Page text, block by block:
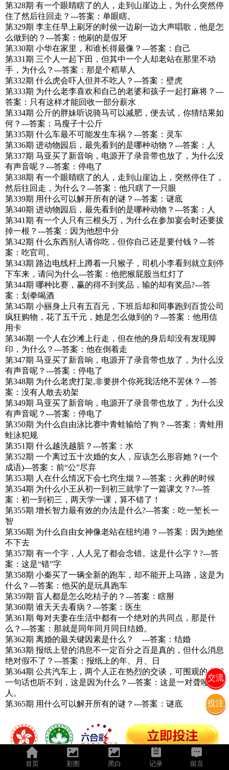
首页 彩图 黑白 记录 留言
投注
交流
第328期 有一个眼睛瞎了的人，走到山崖边上，为什么突然停
住了然后往回走？---答案：单眼瞎。
第329期 李主任早上刷牙的时侯一边刷一边大声唱歌，他是怎
么做到的？---答案：他刷的是假牙
第330期 小华在家里，和谁长得最像？---答案：自己
第331期 三个人一起下田，但其中一个人却老站在那里不动
手，为什么？---答案：那是个稻草人
第332期 什么虎会吓人但并不吃人？---答案：壁虎
第333期 为什么老李喜欢和自己的老婆和孩子一起打麻将？---
答案：只有这样才能回收一部分薪水
第334期 公斤的胖妹听说骑马可以减肥，便去试，你猜结果如
何？---答案：马瘦子十公斤
第335期 什么车最不可能发生车祸？---答案：灵车
第336期 进动物园后，最先看到的是哪种动物？---答案：人
第337期 马亚买了新音响，电源开了录音带也放了，为什么没
有声音呢？---答案：停电了
第338期 有一个眼睛瞎了的人，走到山崖边上，突然停住了，
然后往回走，为什么？---答案：他只瞎了一只眼
第339期 用什么可以解开所有的谜？---答案：谜底
第340期 进动物园后，最先看到的是哪种动物？---答案：人
第341期 有一个人只有三根头万，为什么在参加宴会时还要拔
掉一根？---答案：因为他想中分
第342期 什么东西别人请你吃，但你自己还是要付钱？---答
案：吃官司。
第343期 路边电线杆上蹲着一只猴子，司机小李看到就立刻停
下车来，请问为什么---答案：他把猴屁股当红灯了
第344期 哪种比赛，赢的得不到奖品，输的却有奖品?---答
案：划拳喝酒
第345期 小丽身上只有五百元，下班后却和同事跑到百货公司
疯狂购物，花了五千元，她是怎么做到的？---答案：他用信
用卡
第346期 一个人在沙滩上行走，但在他的身后却没有发现脚
印，为什么？---答案：他在倒着走
第347期 马亚买了新音响，电源开了录音带也放了，为什么没
有声音呢？---答案：停电了
第348期 为什么老虎打架,非要拼个你死我活绝不罢休？---答
案：没有人敢去劝架
第349期 马亚买了新音响，电源开了录音带也放了，为什么没
有声音呢？---答案：停电了
第350期 为什么自由泳比赛中青蛙输给了狗？---答案：青蛙用
蛙泳犯规
第351期 什么越洗越脏？---答案：水
第352期 一个离过五十次婚的女人，应该怎么形容她？(一个
成语)---答案：前“公”尽弃
第353期 人在什么情况下会七窍生烟？---答案：火葬的时候
第354期 为什么小王从初一到初三就学了一篇课文？?---答
案：初一到初三，两天学一课，算不错了！
第355期 增长智力最有效的办法是什么?---答案：吃一堑长一
智
第356期 为什么自由女神像老站在纽约港？---答案：因为她坐
不下去
第357期 有一个字，人人见了都会念错。这是什么字？?---答
案：这是“错”字
第358期 小秦买了一辆全新的跑车，却不能开上马路，这是为
什么？---答案：他买的是玩具跑车
第359期 盲人都是怎么吃桔子的？---答案：瞎掰
第360期 谁天天去看病？---答案：医生
第361期 每对夫妻在生活中都有一个绝对的共同点，那是什
么？---答案：那就是同年同月同日结婚。
第362期 离婚的最关键因素是什么？ ---答案：结婚
第363期 报纸上登的消息不一定百分之百是真的，但什么消息
绝对假不了？---答案：报纸上的年、月、日
第364期 公共汽车上，两个人正在热烈的交谈，可围观的人却
一句话也听不到，这是因为什么？---答案：这是一对聋哑
人。
第365期 用什么可以解开所有的谜？---答案：谜底